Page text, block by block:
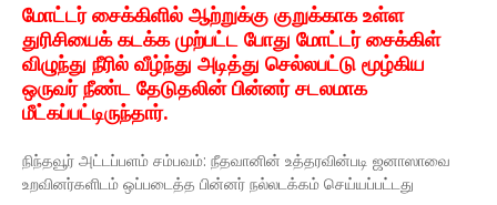
மோட்டர் சைக்கிளில் ஆற்றுக்கு குறுக்காக உள்ள
துரிசியைக் கடக்க முற்பட்ட போது மோட்டர் சைக்கிள்
விழுந்து நீரில் வீழ்ந்து அடித்து செல்லபட்டு மூழ்கிய
ஒருவர் நீண்ட தேடுதலின் பின்னர் சடலமாக
மீட்கப்பட்டிருந்தார்.
நிந்தவூர் அட்டப்பளம் சம்பவம்: நீதவானின் உத்தரவின்படி ஜனாஸாவை
உறவினர்களிடம் ஒப்படைத்த பின்னர் நல்லடக்கம் செய்யப்பட்டது